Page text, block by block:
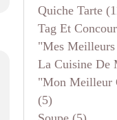
Quiche Tarte
Tag Et
"mes
La Cuisine De
"mon Meilleur
(5)